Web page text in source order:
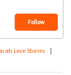
Follow
Love Stories |